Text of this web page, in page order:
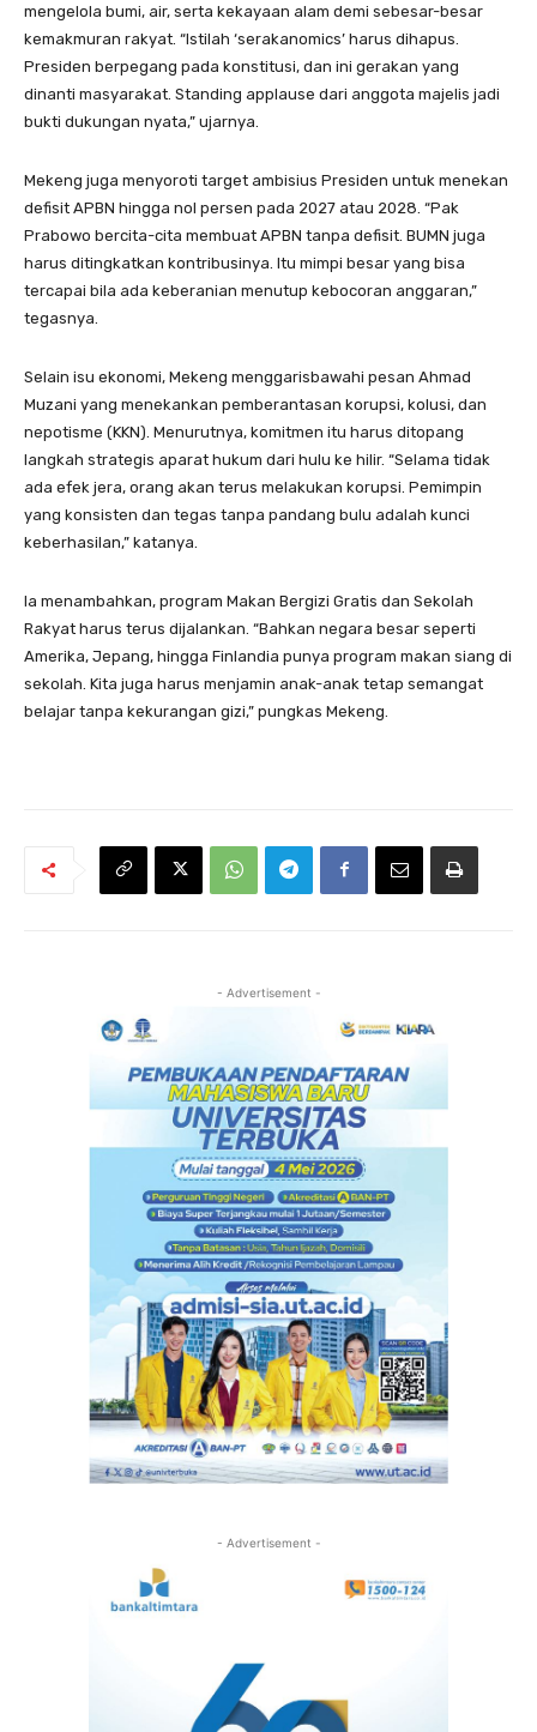
mengelola bumi, air, serta kekayaan alam demi sebesar-besar
kemakmuran rakyat. “Istilah ‘serakanomics’ harus dihapus.
Presiden berpegang pada konstitusi, dan ini gerakan yang
dinanti masyarakat. Standing applause dari anggota majelis jadi
bukti dukungan nyata,” ujarnya.
Mekeng juga menyoroti target ambisius Presiden untuk menekan
defisit APBN hingga nol persen pada 2027 atau 2028. “Pak
Prabowo bercita-cita membuat APBN tanpa defisit. BUMN juga
harus ditingkatkan kontribusinya. Itu mimpi besar yang bisa
tercapai bila ada keberanian menutup kebocoran anggaran,”
tegasnya.
Selain isu ekonomi, Mekeng menggarisbawahi pesan Ahmad
Muzani yang menekankan pemberantasan korupsi, kolusi, dan
nepotisme (KKN). Menurutnya, komitmen itu harus ditopang
langkah strategis aparat hukum dari hulu ke hilir. “Selama tidak
ada efek jera, orang akan terus melakukan korupsi. Pemimpin
yang konsisten dan tegas tanpa pandang bulu adalah kunci
keberhasilan,” katanya.
Ia menambahkan, program Makan Bergizi Gratis dan Sekolah
Rakyat harus terus dijalankan. “Bahkan negara besar seperti
Amerika, Jepang, hingga Finlandia punya program makan siang di
sekolah. Kita juga harus menjamin anak-anak tetap semangat
belajar tanpa kekurangan gizi,” pungkas Mekeng.
- Advertisement -
- Advertisement -